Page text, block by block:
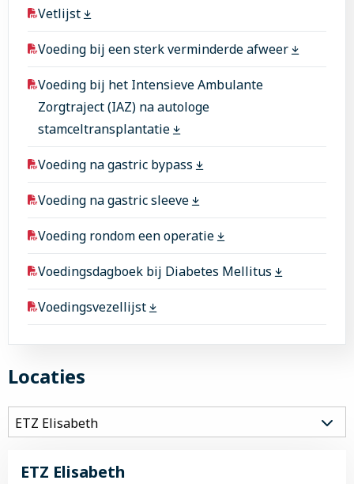
Vetlijst
Voeding bij een sterk verminderde afweer
Voeding bij het Intensieve Ambulante
Zorgtraject (IAZ) na autologe
stamceltransplantatie
Voeding na gastric bypass
Voeding na gastric sleeve
Voeding rondom een operatie
Voedingsdagboek bij Diabetes Mellitus
Voedingsvezellijst
Locaties
ETZ Elisabeth